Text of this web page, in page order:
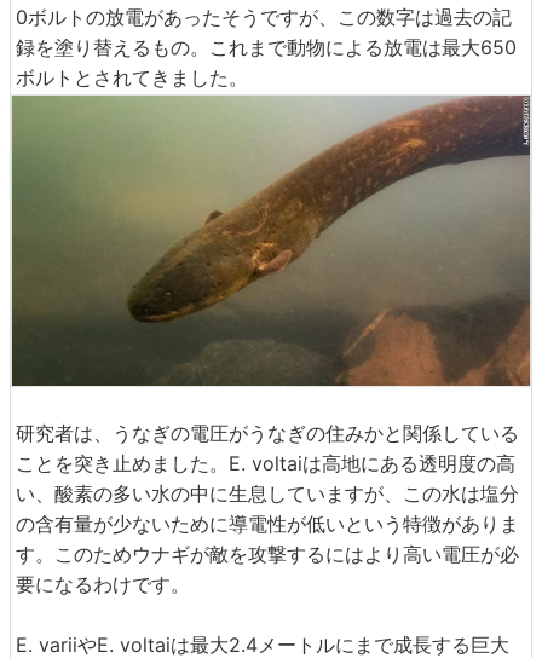
0ボルトの放電があったそうですが、この数字は過去の記
録を塗り替えるもの。これまで動物による放電は最大650
ボルトとされてきました。
研究者は、うなぎの電圧がうなぎの住みかと関係している
ことを突き止めました。E. voltaiは高地にある透明度の高
い、酸素の多い水の中に生息していますが、この水は塩分
の含有量が少ないために導電性が低いという特徴がありま
す。このためウナギが敵を攻撃するにはより高い電圧が必
要になるわけです。
E. variiやE. voltaiは最大2.4メートルにまで成長する巨大